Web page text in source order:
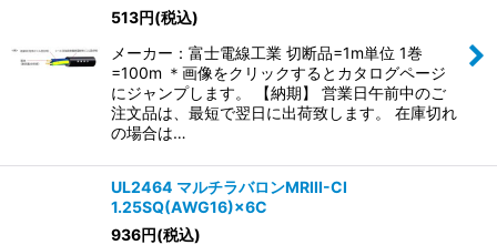
513円(税込)
メーカー：富士電線工業 切断品=1m単位 1巻
=100m ＊画像をクリックするとカタログページ
にジャンプします。 【納期】 営業日午前中のご
注文品は、最短で翌日に出荷致します。 在庫切れ
の場合は…
UL2464 マルチラバロンMRIII-CI
1.25SQ(AWG16)×6C
936円(税込)